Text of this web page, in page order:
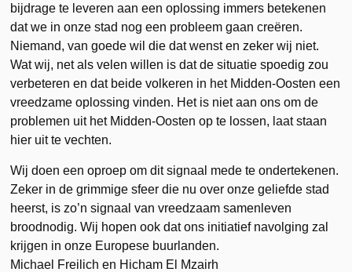
bijdrage te leveren aan een oplossing immers betekenen
dat we in onze stad nog een probleem gaan creëren.
Niemand, van goede wil die dat wenst en zeker wij niet.
Wat wij, net als velen willen is dat de situatie spoedig zou
verbeteren en dat beide volkeren in het Midden-Oosten een
vreedzame oplossing vinden. Het is niet aan ons om de
problemen uit het Midden-Oosten op te lossen, laat staan
hier uit te vechten.
Wij doen een oproep om dit signaal mede te ondertekenen.
Zeker in de grimmige sfeer die nu over onze geliefde stad
heerst, is zo’n signaal van vreedzaam samenleven
broodnodig. Wij hopen ook dat ons initiatief navolging zal
krijgen in onze Europese buurlanden.
Michael Freilich en Hicham El Mzairh